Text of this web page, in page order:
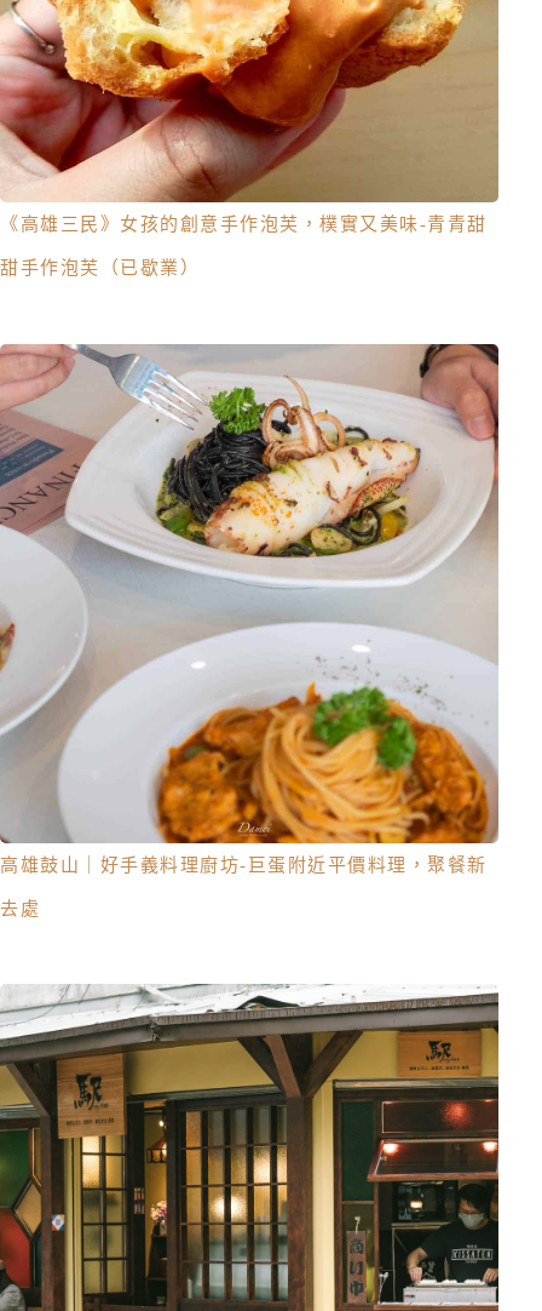
《高雄三民》女孩的創意手作泡芙，樸實又美味-青青甜
甜手作泡芙（已歇業）
高雄鼓山｜好手義料理廚坊-巨蛋附近平價料理，聚餐新
去處